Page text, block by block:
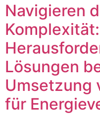
Navigieren
Komplexität:
Lösungen
Umsetzung
für